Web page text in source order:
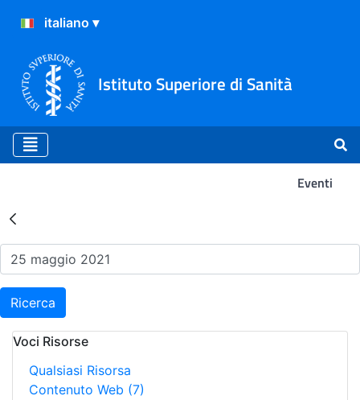
Istituto Superiore di Sanità
Eventi
Risultati della Ricerca -
Ricerca
Voci Risorse
Qualsiasi Risorsa
Contenuto Web (7)